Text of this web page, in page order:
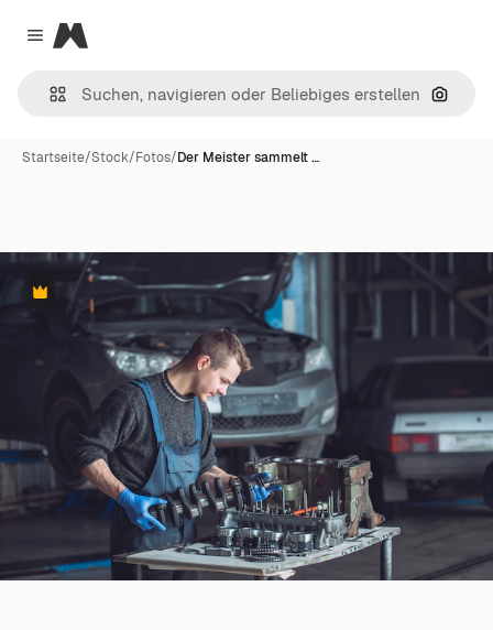
Close menu
Magnific
Nach
Startseite/Stock/Fotos/Der Meister sammelt …
Premium